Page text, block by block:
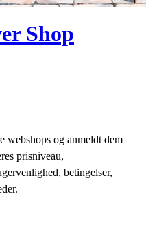
Shop
webshops og anmeldt dem
prisniveau,
betingelser,